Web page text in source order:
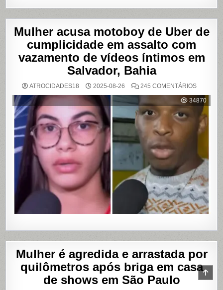
Mulher acusa motoboy de Uber de
cumplicidade em assalto com
vazamento de vídeos íntimos em
Salvador, Bahia
ATROCIDADES18 2025-08-26 245 COMENTÁRIOSEM
ACUSA
DE
UBER
DE
EM
DE
VÍDEOS
ÍNTIMOS
EM
BAHIA
34870
Mulher é agredida e arrastada por
quilômetros após briga em casa
de shows em São Paulo
TO